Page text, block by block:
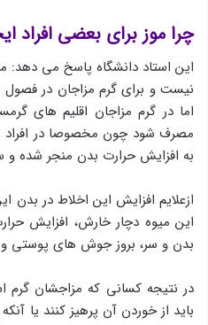
چرا موز برای بعضی
این استاد دانشگاه پاسخ می دهد:
نيست و برای گرم مزاجان در فصول
اما در گرم مزاجان اقليم های
مصرف شود چون مخصوصا در
به افزايش حرارت بدن منجر شده و
ازعلايم افزايش اين اخلاط در
این میوه دچار خارش، افزايش
بدن و سر، بروز جوش های پوستی
در نتیجه کسانی که مزاجشان
بايد از خوردن آن پرهيز كنند یا